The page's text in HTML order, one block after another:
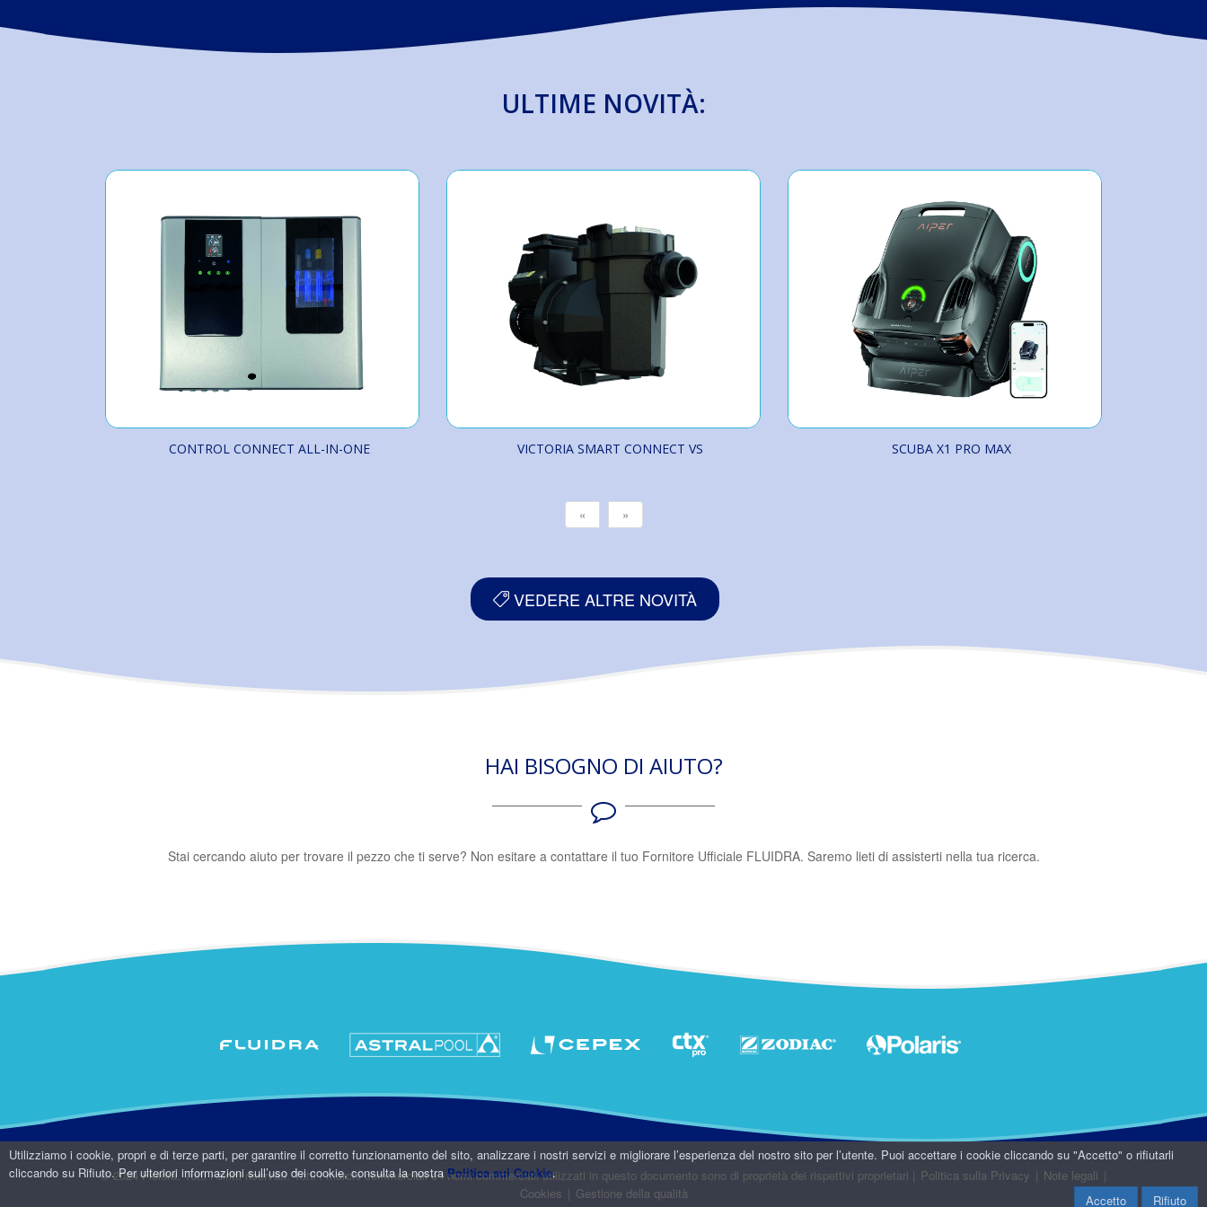
ULTIME NOVITÀ:
CONTROL CONNECT ALL-IN-ONE VICTORIA SMART CONNECT VS SCUBA X1 PRO MAX
« »
VEDERE ALTRE NOVITÀ
HAI BISOGNO DI AIUTO?
Stai cercando aiuto per trovare il pezzo che ti serve? Non esitare a contattare il tuo Fornitore Ufficiale FLUIDRA. Saremo lieti di assisterti nella tua ricerca.
© 2024 Fluidra. Tutti i diritti riservati. Tutti i marchi commerciali e i nomi commerciali utilizzati in questo documento sono di proprietà dei rispettivi proprietari | Politica sulla Privacy | Note legali |
Cookies | Gestione della qualità
Utilizziamo i cookie, propri e di terze parti, per garantire il corretto funzionamento del sito, analizzare i nostri servizi e migliorare l’esperienza del nostro sito per l’utente. Puoi accettare i cookie cliccando su "Accetto" o rifiutarli
cliccando su Rifiuto. Per ulteriori informazioni sull’uso dei cookie, consulta la nostra Politica sui Cookie.
Accetto
Rifiuto